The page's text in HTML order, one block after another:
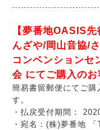
【夢番地OASIS
んざや/岡山音協/
コンベンションセ
会 にてご購入のお
簡易書留郵便にてご購
す。
・払戻受付期間：
・宛名：(株)夢番地